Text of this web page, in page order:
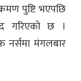
पुष्टि भएपछि
गरिएको छ ।
नर्समा मंगलबार